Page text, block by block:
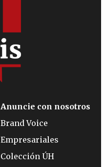
Anuncie con nosotros
Brand Voice
Empresariales
Colección ÚH